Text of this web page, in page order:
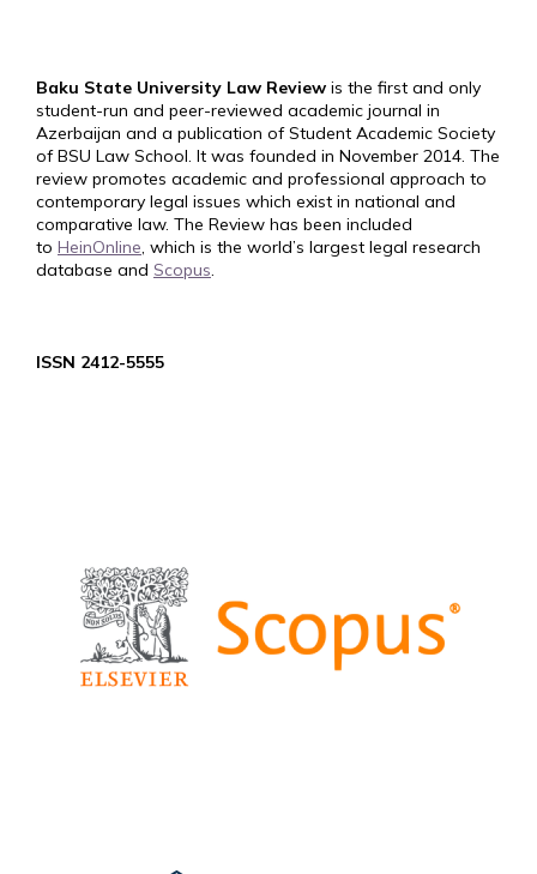
Baku State University Law Review is the first and only
student-run and peer-reviewed academic journal in
Azerbaijan and a publication of Student Academic Society
of BSU Law School. It was founded in November 2014. The
review promotes academic and professional approach to
contemporary legal issues which exist in national and
comparative law. The Review has been included
to HeinOnline, which is the world’s largest legal research
database and Scopus.
ISSN 2412-5555